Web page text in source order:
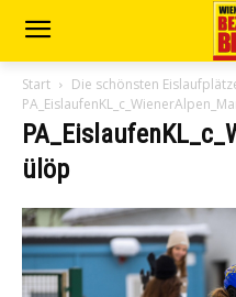
Start
Die schönsten
ülöp